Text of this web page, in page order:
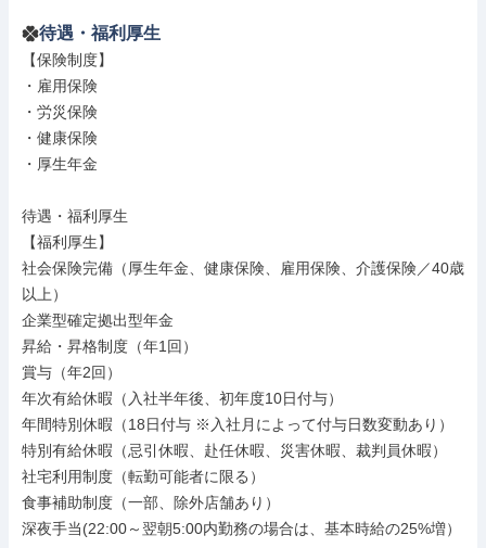
待遇・福利厚生
【保険制度】
・雇用保険
・労災保険
・健康保険
・厚生年金
待遇・福利厚生
【福利厚生】
社会保険完備（厚生年金、健康保険、雇用保険、介護保険／40歳
以上）
企業型確定拠出型年金
昇給・昇格制度（年1回）
賞与（年2回）
年次有給休暇（入社半年後、初年度10日付与）
年間特別休暇（18日付与 ※入社月によって付与日数変動あり）
特別有給休暇（忌引休暇、赴任休暇、災害休暇、裁判員休暇）
社宅利用制度（転勤可能者に限る）
食事補助制度（一部、除外店舗あり）
深夜手当(22:00～翌朝5:00内勤務の場合は、基本時給の25%増）